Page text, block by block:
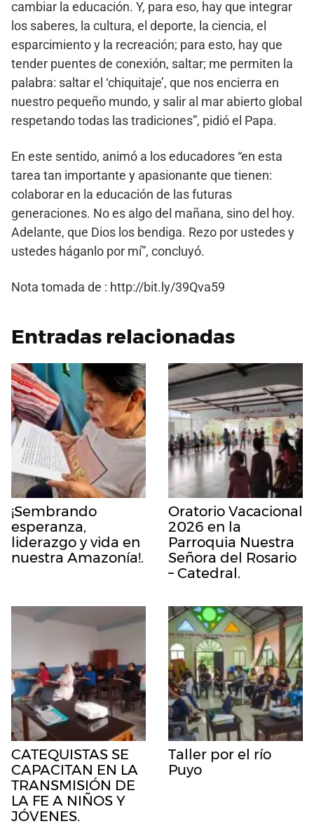
cambiar la educación. Y, para eso, hay que integrar
los saberes, la cultura, el deporte, la ciencia, el
esparcimiento y la recreación; para esto, hay que
tender puentes de conexión, saltar; me permiten la
palabra: saltar el ‘chiquitaje’, que nos encierra en
nuestro pequeño mundo, y salir al mar abierto global
respetando todas las tradiciones”, pidió el Papa.
En este sentido, animó a los educadores “en esta
tarea tan importante y apasionante que tienen:
colaborar en la educación de las futuras
generaciones. No es algo del mañana, sino del hoy.
Adelante, que Dios los bendiga. Rezo por ustedes y
ustedes háganlo por mí”, concluyó.
Nota tomada de : http://bit.ly/39Qva59
Entradas relacionadas
¡Sembrando
esperanza,
liderazgo y vida en
nuestra Amazonía!.
Oratorio Vacacional
2026 en la
Parroquia Nuestra
Señora del Rosario
– Catedral.
CATEQUISTAS SE
CAPACITAN EN LA
TRANSMISIÓN DE
LA FE A NIÑOS Y
JÓVENES.
Taller por el río
Puyo